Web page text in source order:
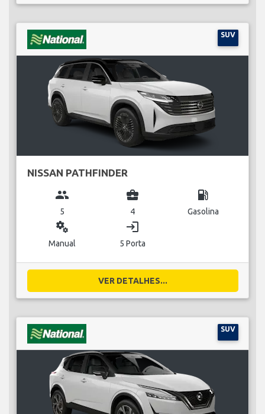
SUV
NISSAN PATHFINDER
group
5
business_center
4
local_gas_station
Gasolina
miscellaneous_services
Manual
login
5 Porta
VER DETALHES...
SUV